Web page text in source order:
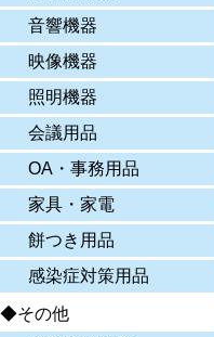
音響機器
映像機器
照明機器
会議用品
OA・事務用品
家具・家電
餅つき用品
感染症対策用品
◆その他